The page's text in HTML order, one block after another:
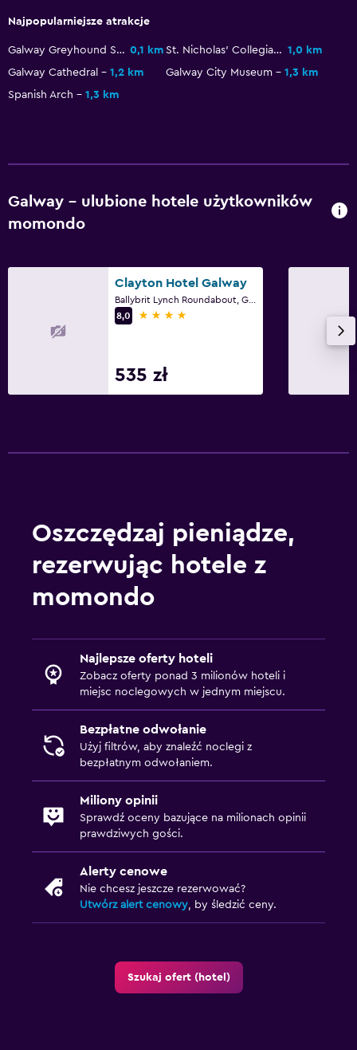
Sypialnia
Gniazdko przy łóżku
Zdrowie i bezpieczeństwo
Opieka nad dzieckiem / baby-sitter
Najpopularniejsze atrakcje
Galway Greyhound Stadium 0,1 km St. Nicholas' Collegiate Church 1,0 km
Galway Cathedral
1,2 km Galway City Museum
1,3 km
Spanish Arch
1,3 km
Galway – ulubione hotele użytkowników
momondo
Clayton Hotel Galway
8,0
4 gwiazdki
535 zł
Oszczędzaj pieniądze,
rezerwując hotele z
momondo
Najlepsze oferty hoteli
Zobacz oferty ponad 3 milionów hoteli i
miejsc noclegowych w jednym miejscu.
Bezpłatne odwołanie
Użyj filtrów, aby znaleźć noclegi z
bezpłatnym odwołaniem.
Miliony opinii
Sprawdź oceny bazujące na milionach opinii
prawdziwych gości.
Alerty cenowe
Nie chcesz jeszcze rezerwować?
Utwórz alert cenowy , by śledzić ceny.
Szukaj ofert (hotel)